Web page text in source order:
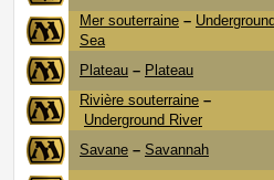
Mer souterraine –
Sea
Plateau – Plateau
Rivière souterraine –
Underground River
Savane – Savannah